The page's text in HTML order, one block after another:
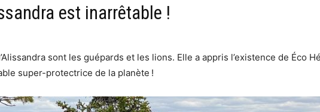
est inarrêtable !
sont les guépards et les lions. Elle a appris l’existence de Éco
super-protectrice de la planète !